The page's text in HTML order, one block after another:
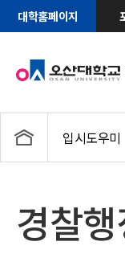
대학홈페이지
입시도우미
경찰